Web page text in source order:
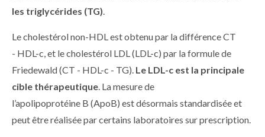
les triglycérides (TG).
Le cholestérol non-HDL est obtenu par la différence CT
- HDL-c, et le cholestérol LDL (LDL-c) par la formule de
Friedewald (CT - HDL-c - TG). Le LDL-c est la principale
cible thérapeutique. La mesure de
l’apolipoprotéine B (ApoB) est désormais standardisée et
peut être réalisée par certains laboratoires sur prescription.